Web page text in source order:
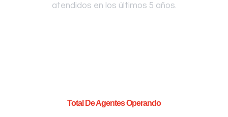
atendidos en los últimos 5 años.
Total De Agentes Operando